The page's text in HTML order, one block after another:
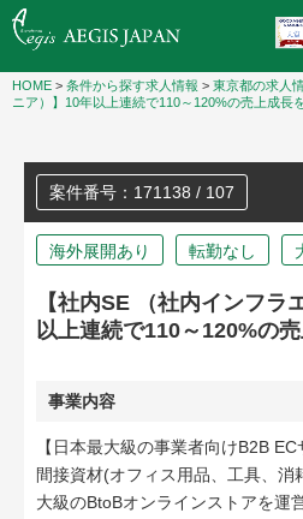
HOME > 条件から探す求人情報 > 東京都の求人
ニア）】10年以上連続で110～120%の売上成長
案件番号：171138 / 107
海外展開あり 転勤なし
【社内SE （社内インフラ
以上連続で110～120%の
事業内容
【日本最大級の事業者向けB2B EC
間接資材(オフィス用品、工具、
大級のBtoBオンラインストアを運